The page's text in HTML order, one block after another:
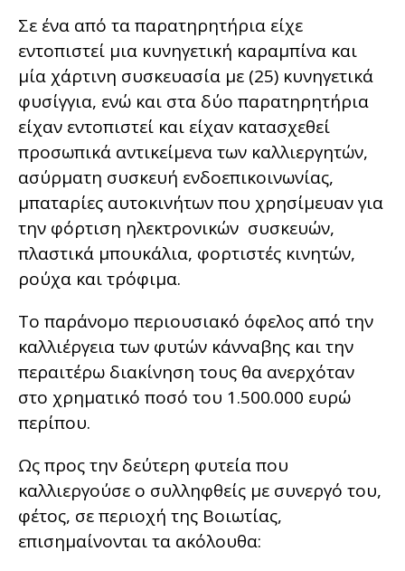
Σε ένα από τα παρατηρητήρια είχε
εντοπιστεί μια κυνηγετική καραμπίνα και
μία χάρτινη συσκευασία με (25) κυνηγετικά
φυσίγγια, ενώ και στα δύο παρατηρητήρια
είχαν εντοπιστεί και είχαν κατασχεθεί
προσωπικά αντικείμενα των καλλιεργητών,
ασύρματη συσκευή ενδοεπικοινωνίας,
μπαταρίες αυτοκινήτων που χρησίμευαν για
την φόρτιση ηλεκτρονικών συσκευών,
πλαστικά μπουκάλια, φορτιστές κινητών,
ρούχα και τρόφιμα.
Το παράνομο περιουσιακό όφελος από την
καλλιέργεια των φυτών κάνναβης και την
περαιτέρω διακίνηση τους θα ανερχόταν
στο χρηματικό ποσό του 1.500.000 ευρώ
περίπου.
Ως προς την δεύτερη φυτεία που
καλλιεργούσε ο συλληφθείς με συνεργό του,
φέτος, σε περιοχή της Βοιωτίας,
επισημαίνονται τα ακόλουθα: